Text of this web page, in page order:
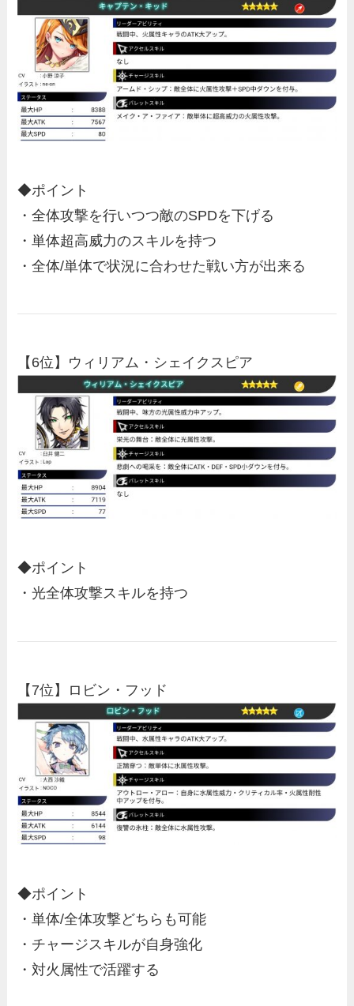
◆ポイント
・全体攻撃を行いつつ敵のSPDを下げる
・単体超高威力のスキルを持つ
・全体/単体で状況に合わせた戦い方が出来る
【6位】ウィリアム・シェイクスピア
◆ポイント
・光全体攻撃スキルを持つ
【7位】ロビン・フッド
◆ポイント
・単体/全体攻撃どちらも可能
・チャージスキルが自身強化
・対火属性で活躍する